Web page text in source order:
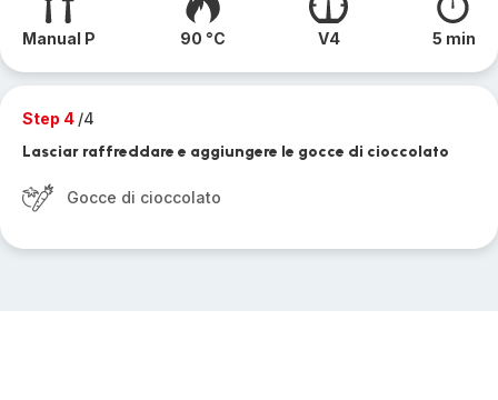
Manual P 90 °C V4 5 min
Step 4 /4
Lasciar raffreddare e aggiungere le gocce di cioccolato
Gocce di cioccolato